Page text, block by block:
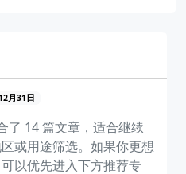
月31日
了 14 篇文章，适合继续
或用途筛选。如果你更想
以优先进入下方推荐专